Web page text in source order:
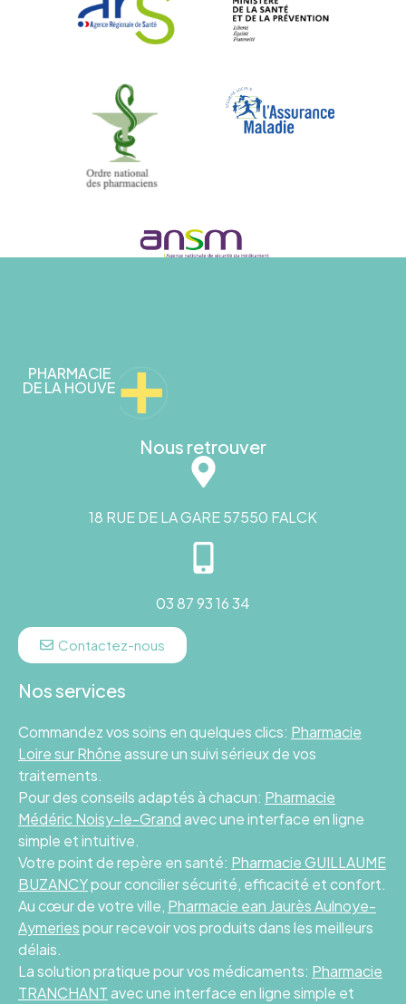
PHARMACIE
DE LA HOUVE
Nous retrouver
18 RUE DE LA GARE 57550 FALCK
03 87 93 16 34
Contactez-nous
Nos services
Commandez vos soins en quelques clics: Pharmacie
Loire sur Rhôneassure un suivi sérieux de vos
traitements.
Pour des conseils adaptés à chacun: Pharmacie
Médéric Noisy-le-Grandavec une interface en ligne
simple et intuitive.
Votre point de repère en santé: Pharmacie GUILLAUME
BUZANCYpour concilier sécurité, efficacité et confort.
Au cœur de votre ville, Pharmacie ean Jaurès Aulnoye-
Aymeriespour recevoir vos produits dans les meilleurs
délais.
La solution pratique pour vos médicaments: Pharmacie
TRANCHANTavec une interface en ligne simple et